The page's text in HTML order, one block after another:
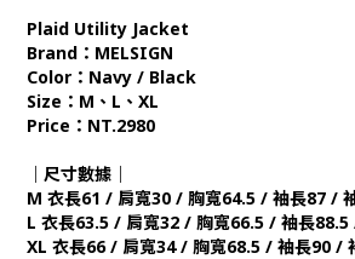
Plaid Utility Jacket
Brand：MELSIGN
Color：Navy / Black
Size：M、L、XL
Price：NT.2980
｜尺寸數據｜
M 衣長61 / 肩寬30 / 胸寬64.5 / 袖長87 /
L 衣長63.5 / 肩寬32 / 胸寬66.5 / 袖長
XL 衣長66 / 肩寬34 / 胸寬68.5 / 袖長90 /